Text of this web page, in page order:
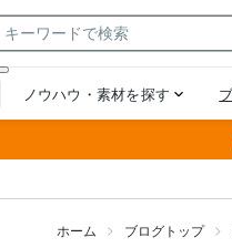
ホーム ブログトップ